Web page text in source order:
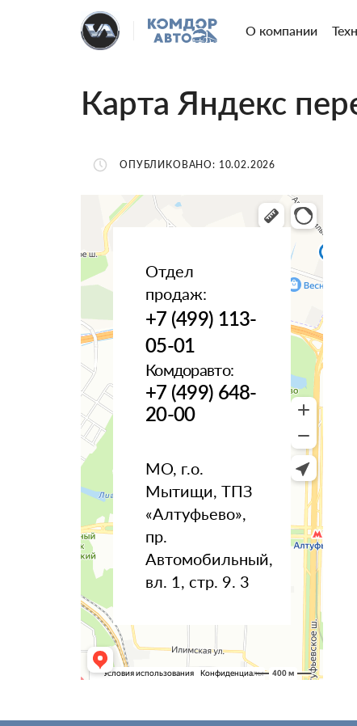
О компании
Карта Яндекс
ОПУБЛИКОВАНО: 10.02.2026
Отдел
продаж:
+7 (499) 113-
05-01
Комдоравто:
+7 (499) 648-
20-00
МО, г.о.
Мытищи, ТПЗ
«Алтуфьево»,
пр.
Автомобильный,
вл. 1, стр. 9. 3